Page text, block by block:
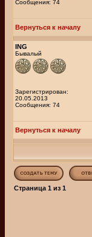
Сообщения: 74
Вернуться к началу
ING
Бывалый
Зарегистрирован:
20.05.2013
Сообщения: 74
Вернуться к началу
Страница 1 из 1